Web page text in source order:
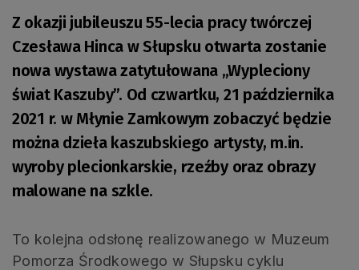
Z okazji jubileuszu 55-lecia pracy twórczej
Czesława Hinca w Słupsku otwarta zostanie
nowa wystawa zatytułowana „Wypleciony
świat Kaszuby”. Od czwartku, 21 października
2021 r. w Młynie Zamkowym zobaczyć będzie
można dzieła kaszubskiego artysty, m.in.
wyroby plecionkarskie, rzeźby oraz obrazy
malowane na szkle.
To kolejna odsłonę realizowanego w Muzeum
Pomorza Środkowego w Słupsku cyklu